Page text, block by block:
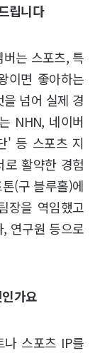
립니다
는 스포츠, 특
이면 좋아하는
넘어 실제 경
NHN, 네이버
' 등 스포츠 지
로 활약한 경험
(구 블루홀)에
장을 역임했고
연구원 등으로
가요
스포츠 IP를